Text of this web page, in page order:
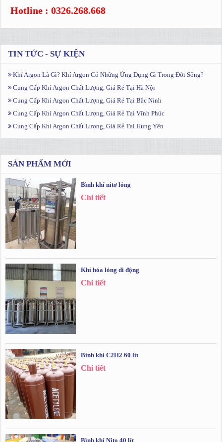
Hotline : 0326.268.668
TIN TỨC - SỰ KIỆN
Khí Argon Là Gì? Khí Argon Có Những Ứng Dụng Gì Trong Đời Sống?
Cung Cấp Khí Argon Chất Lượng, Giá Rẻ Tại Hà Nội
Cung Cấp Khí Argon Chất Lượng, Giá Rẻ Tại Bắc Ninh
Cung Cấp Khí Argon Chất Lượng, Giá Rẻ Tại Vĩnh Phúc
Cung Cấp Khí Argon Chất Lượng, Giá Rẻ Tại Hưng Yên
SẢN PHẨM MỚI
Bình khí nitơ lỏng
Chi tiết
Khí hóa lỏng di động
Chi tiết
Bình khí C2H2 60 lít
Chi tiết
Bình khí Nito 40 lít